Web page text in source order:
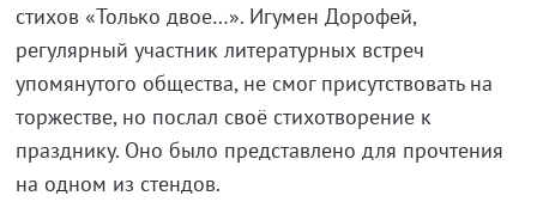
стихов «Только двое…». Игумен Дорофей,
регулярный участник литературных встреч
упомянутого общества, не смог присутствовать на
торжестве, но послал своё стихотворение к
празднику. Оно было представлено для прочтения
на одном из стендов.